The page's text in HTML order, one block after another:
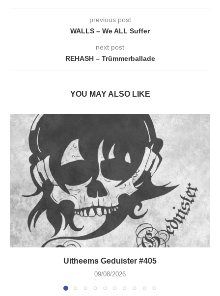
previous post
WALLS – We ALL Suffer
next post
REHASH – Trümmerballade
YOU MAY ALSO LIKE
Uitheems Geduister #405
09/08/2026